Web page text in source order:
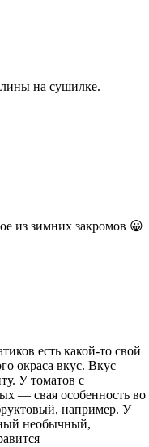
на сушилке.
из зимних закромов 😀
есть какой-то свой
окраса вкус. Вкус
У томатов с
— свая особенность во
например. У
необычный,